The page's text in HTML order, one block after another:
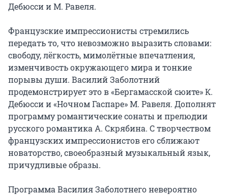
Дебюсси и М. Равеля.
Французские импрессионисты стремились
передать то, что невозможно выразить словами:
свободу, лёгкость, мимолётные впечатления,
изменчивость окружающего мира и тонкие
порывы души. Василий Заболотний
продемонстрирует это в «Бергамасской сюите» К.
Дебюсси и «Ночном Гаспаре» М. Равеля. Дополнят
программу романтические сонаты и прелюдии
русского романтика А. Скрябина. С творчеством
французских импрессионистов его сближают
новаторство, своеобразный музыкальный язык,
причудливые образы.
Программа Василия Заболотнего невероятно